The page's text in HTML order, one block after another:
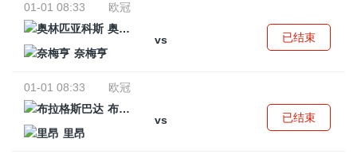
01-01 08:33
欧冠
奥林匹亚科斯
vs
奈梅亨
已结束
01-01 08:33
欧冠
布拉格斯巴达
vs
里昂
已结束